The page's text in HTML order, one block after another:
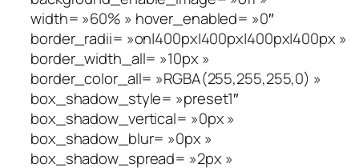
width= »60% » hover_enabled= »0″
border_radii= »on|400px|400px|400px|400px »
border_width_all= »10px »
border_color_all= »RGBA(255,255,255,0) »
box_shadow_style= »preset1″
box_shadow_vertical= »0px »
box_shadow_blur= »0px »
box_shadow_spread= »2px »